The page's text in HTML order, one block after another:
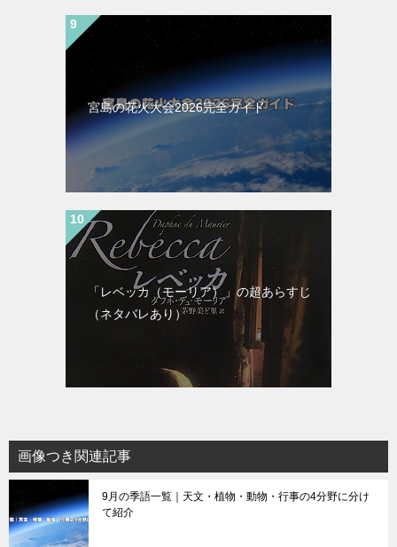
宮島の花火大会2026完全ガイド
「レベッカ（モーリア）」の超あらすじ
（ネタバレあり）
画像つき関連記事
9月の季語一覧｜天文・植物・動物・行事の4分野に分け
て紹介